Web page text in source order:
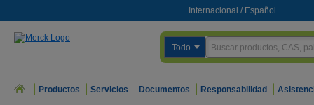
Internacional / Español
Todo
Productos Servicios Documentos Responsabilidad